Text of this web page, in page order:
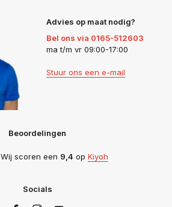
Advies op maat nodig?
Bel ons via 0165-512603
ma t/m vr 09:00-17:00
Stuur ons een e-mail
Beoordelingen
Wij scoren een 9,4 op Kiyoh
Socials